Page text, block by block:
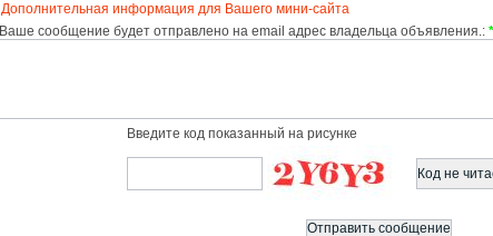
Дополнительная информация для Вашего мини-сайта
Ваше сообщение будет отправлено на email адрес владельца объявления.: *
Введите код показанный на рисунке